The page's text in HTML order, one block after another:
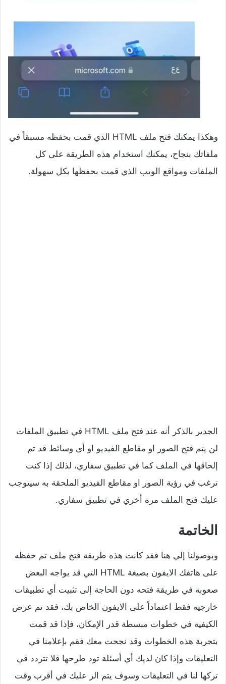
وهكذا يمكنك فتح ملف HTML الذي قمت بحفظه مسبقاً في
ملفاتك بنجاح، يمكنك استخدام هذه الطريقة على كل
الملفات ومواقع الويب الذي قمت بحفظها بكل سهولة.
الجدير بالذكر أنه عند فتح ملف HTML في تطبيق الملفات
لن يتم فتح الصور او مقاطع الفيديو او أي وسائط قد تم
إلحاقها في الملف كما في تطبيق سفاري، لذلك إذا كنت
ترغب في رؤية الصور او مقاطع الفيديو الملحقة به سيتوجب
عليك فتح الملف مرة أخري في تطبيق سفاري.
الخاتمة
وبوصولنا إلي هنا فقد كانت هذه طريقة فتح ملف تم حفظه
على هاتفك الايفون بصيغة HTML التي قد يواجه البعض
صعوبة في طريقة فتحه دون الحاجة إلى تثبيت أي تطبيقات
خارجية فقط اعتماداً على الايفون الخاص بك، فقد تم عرض
الكيفية في خطوات مبسطة قدر الإمكان، فإذا قد قمت
بتجربة هذه الخطوات وقد نجحت معك فقم بإعلامنا في
التعليقات وإذا كان لديك أي أسئلة تود طرحها فلا تتردد في
تركها لنا في التعليقات وسوف يتم الر عليك في أقرب وقت